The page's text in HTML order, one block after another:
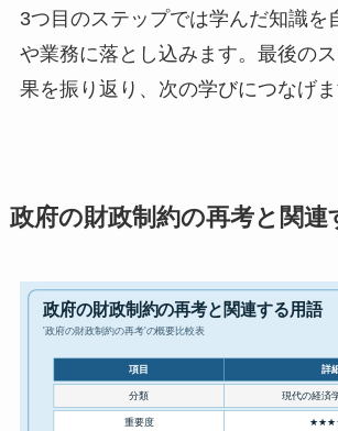
3つ目のステップでは学んだ知識を
や業務に落とし込みます。最後の
果を振り返り、次の学びにつなげま
政府の財政制約の再考と関連